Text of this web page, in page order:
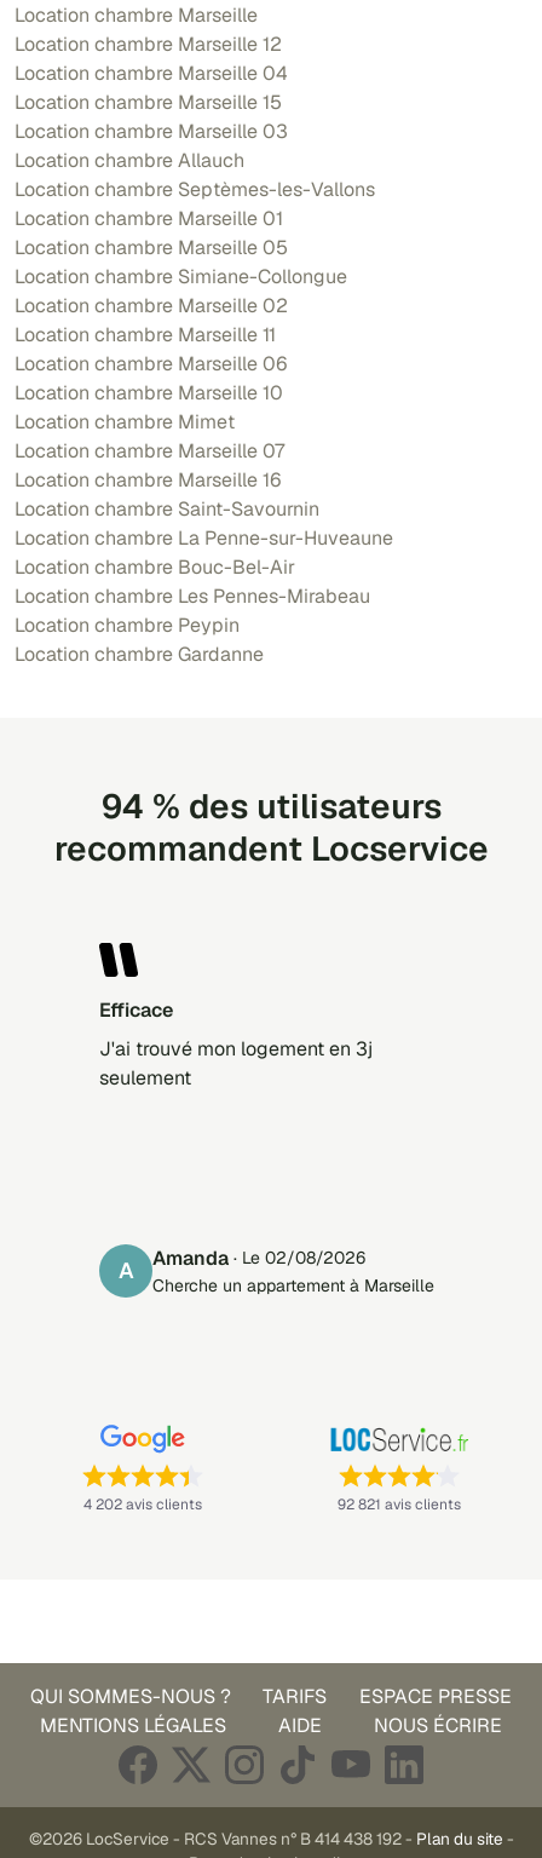
Location chambre Marseille
Location chambre Marseille 12
Location chambre Marseille 04
Location chambre Marseille 15
Location chambre Marseille 03
Location chambre Allauch
Location chambre Septèmes-les-Vallons
Location chambre Marseille 01
Location chambre Marseille 05
Location chambre Simiane-Collongue
Location chambre Marseille 02
Location chambre Marseille 11
Location chambre Marseille 06
Location chambre Marseille 10
Location chambre Mimet
Location chambre Marseille 07
Location chambre Marseille 16
Location chambre Saint-Savournin
Location chambre La Penne-sur-Huveaune
Location chambre Bouc-Bel-Air
Location chambre Les Pennes-Mirabeau
Location chambre Peypin
Location chambre Gardanne
94 % des utilisateurs
recommandent Locservice
Efficace
J'ai trouvé mon logement en 3j
seulement
A Amanda · Le 02/08/2026
Cherche un appartement à Marseille
Note : 4,4 sur 5 —
4 202 avis clients Note : 4,1 sur 5 —
92 821 avis clients
QUI SOMMES-NOUS ? TARIFS
ESPACE PRESSE
MENTIONS LÉGALES
AIDE NOUS ÉCRIRE
©2026 LocService - RCS Vannes n° B 414 438 192 - Plan du site -